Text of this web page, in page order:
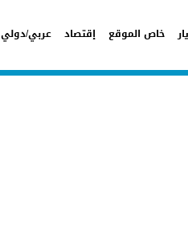
خاص الموقع إقتصاد عربي/دولي